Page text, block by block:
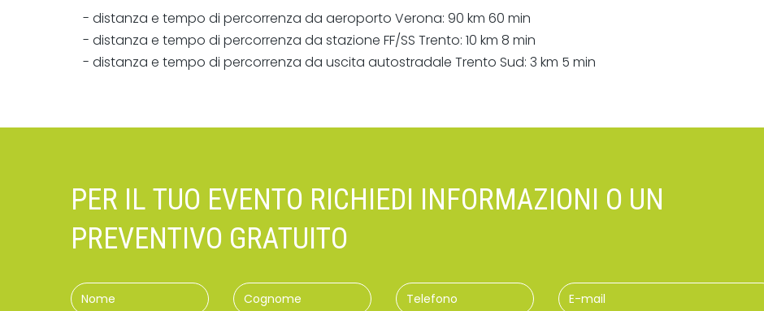
- distanza e tempo di percorrenza da aeroporto Verona: 90 km 60 min
- distanza e tempo di percorrenza da stazione FF/SS Trento: 10 km 8 min
- distanza e tempo di percorrenza da uscita autostradale Trento Sud: 3 km 5 min
PER IL TUO EVENTO RICHIEDI INFORMAZIONI O UN
PREVENTIVO GRATUITO